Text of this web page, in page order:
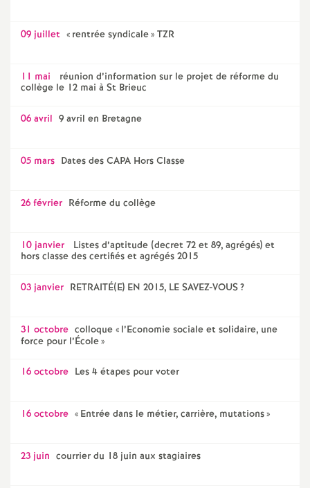
09 juillet « rentrée syndicale» TZR
11 mai
réunion d’information sur le projet de réforme du
collège le 12 mai à St Brieuc
06 avril 9 avril en Bretagne
05 mars Dates des CAPA Hors Classe
26 février Réforme du collège
10 janvier
Listes d’aptitude (decret 72 et 89, agrégés) et
hors classe des certifiés et agrégés 2015
03 janvier RETRAITÉ(E) EN 2015, LE SAVEZ-VOUS?
31 octobre colloque « l’Economie sociale et solidaire, une
force pour l’École»
16 octobre Les 4 étapes pour voter
16 octobre « Entrée dans le métier, carrière, mutations»
23 juin courrier du 18 juin aux stagiaires